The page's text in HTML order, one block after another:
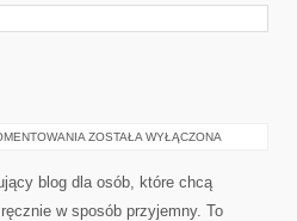
TECHNIKI
ZOSTAŁA WYŁĄCZONA
blog dla osób, które chcą
w sposób przyjemny. To